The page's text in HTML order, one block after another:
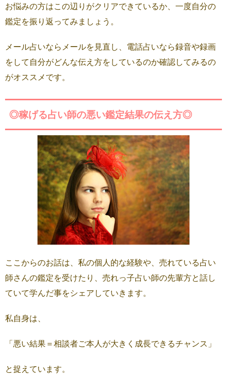
お悩みの方はこの辺りがクリアできているか、一度自分の
鑑定を振り返ってみましょう。
メール占いならメールを見直し、電話占いなら録音や録画
をして自分がどんな伝え方をしているのか確認してみるの
がオススメです。
◎稼げる占い師の悪い鑑定結果の伝え方◎
ここからのお話は、私の個人的な経験や、売れている占い
師さんの鑑定を受けたり、売れっ子占い師の先輩方と話し
ていて学んだ事をシェアしていきます。
私自身は、
「悪い結果＝相談者ご本人が大きく成長できるチャンス」
と捉えています。